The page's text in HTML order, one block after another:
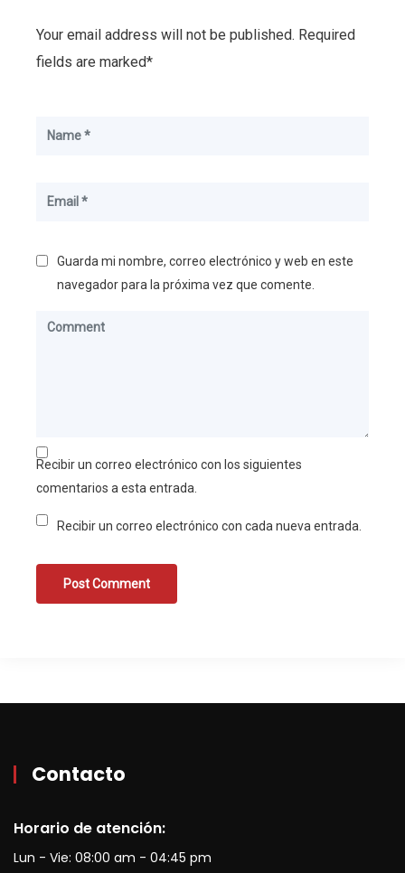
Your email address will not be published. Required
fields are marked*
Guarda mi nombre, correo electrónico y web en este
navegador para la próxima vez que comente.
Recibir un correo electrónico con los siguientes
comentarios a esta entrada.
Recibir un correo electrónico con cada nueva entrada.
Contacto
Horario de atención:
Lun - Vie: 08:00 am - 04:45 pm